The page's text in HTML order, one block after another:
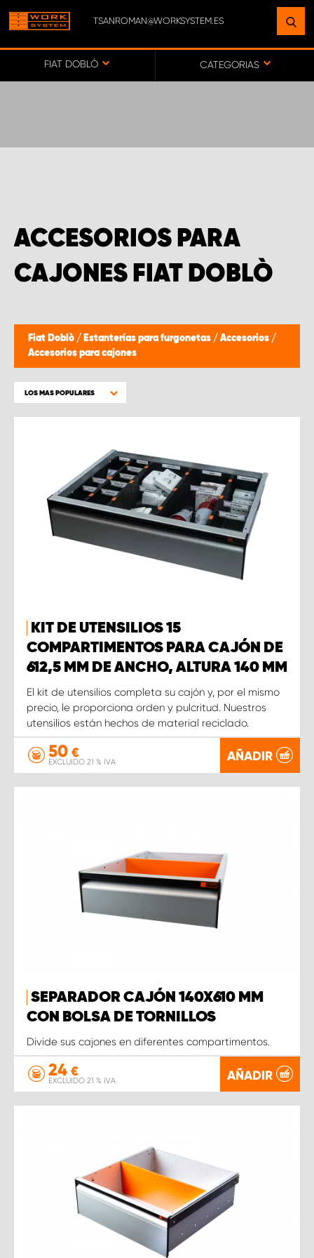
TSANROMAN@WORKSYSTEM.ES
FIAT DOBLÒ CATEGORIAS
ACCESORIOS PARA
CAJONES FIAT DOBLÒ
Fiat Doblò / Estanterías para furgonetas / Accesorios /
Accesorios para cajones
LOS MAS POPULARES
KIT DE UTENSILIOS 15
COMPARTIMENTOS PARA CAJÓN DE
612,5 MM DE ANCHO, ALTURA 140 MM
El kit de utensilios completa su cajón y, por el mismo
precio, le proporciona orden y pulcritud. Nuestros
utensilios están hechos de material reciclado.
50 €
EXCLUIDO 21 % IVA AÑADIR
SEPARADOR CAJÓN 140X610 MM
CON BOLSA DE TORNILLOS
Divide sus cajones en diferentes compartimentos.
24 €
EXCLUIDO 21 % IVA AÑADIR
ENCUENTRE UNA INSTALACIÓN
CERCA DE USTED